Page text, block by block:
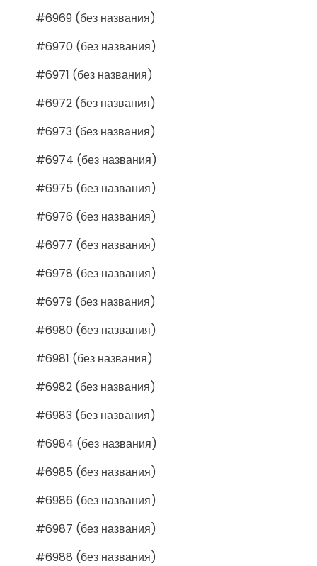
#6969 (без названия)
#6970 (без названия)
#6971 (без названия)
#6972 (без названия)
#6973 (без названия)
#6974 (без названия)
#6975 (без названия)
#6976 (без названия)
#6977 (без названия)
#6978 (без названия)
#6979 (без названия)
#6980 (без названия)
#6981 (без названия)
#6982 (без названия)
#6983 (без названия)
#6984 (без названия)
#6985 (без названия)
#6986 (без названия)
#6987 (без названия)
#6988 (без названия)